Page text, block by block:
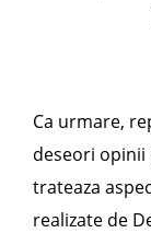
Ca urmare,
deseori opinii
trateaza
realizate de